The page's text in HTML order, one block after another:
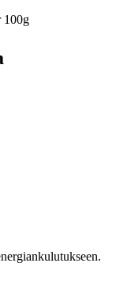
100g